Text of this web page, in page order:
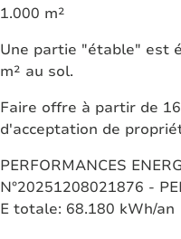
1.000 m²
Une partie "étable" est
m² au sol.
Faire offre à partir de
d'acceptation de
PERFORMANCES
N°20251208021876 -
E totale: 68.180 kWh/an